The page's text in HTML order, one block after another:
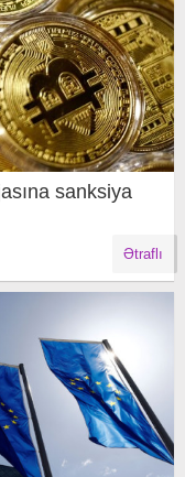
sanksiya
Ətraflı